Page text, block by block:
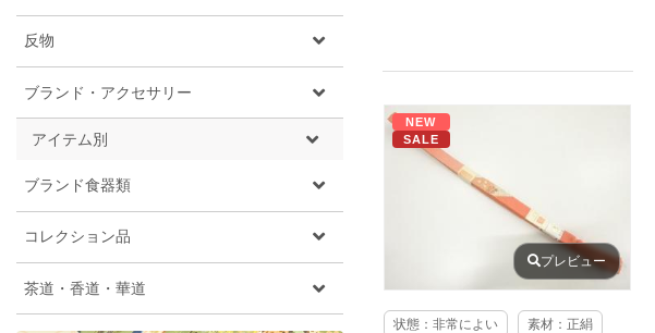
反物
ブランド・アクセサリー
アイテム別
ブランド食器類
コレクション品
茶道・香道・華道
NEW
SALE
プレビュー
状態：非常によい 素材：正絹